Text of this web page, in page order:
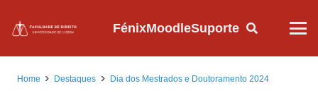
FénixMoodleSuporte
Home Destaques Dia dos Mestrados e Doutoramento 2024